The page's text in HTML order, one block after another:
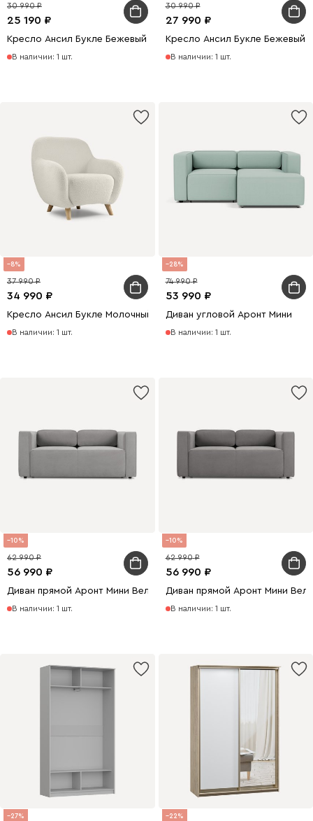
25 190
30 990
Кресло Ансил Букле Бежевый
В наличии: 1 шт.
27 990
30 990
Кресло Ансил Букле Бежевый
В наличии: 1 шт.
8
34 990
37 990
Кресло Ансил Букле Молочный
В наличии: 1 шт.
28
53 990
74 990
Диван угловой Аронт Мини
В наличии: 1 шт.
10
56 990
62 990
Диван прямой Аронт Мини Велюр Светло-серый
В наличии: 1 шт.
10
56 990
62 990
Диван прямой Аронт Мини
В наличии: 1 шт.
27 22